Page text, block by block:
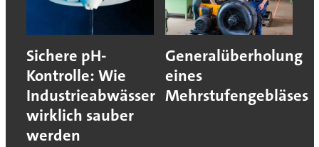
Sichere pH-
Kontrolle: Wie
Industrieabwässer
wirklich sauber
werden
Generalüberholung
eines
Mehrstufengebläses